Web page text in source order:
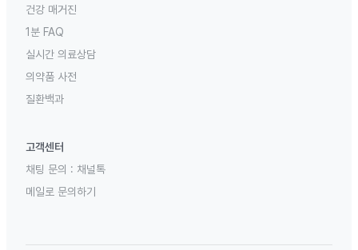
건강 매거진
1분 FAQ
실시간 의료상담
의약품 사전
질환백과
고객센터
채팅 문의 : 채널톡
메일로 문의하기